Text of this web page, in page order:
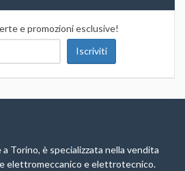
e promozioni esclusive!
Torino, è specializzata nella vendita
elettromeccanico e elettrotecnico.